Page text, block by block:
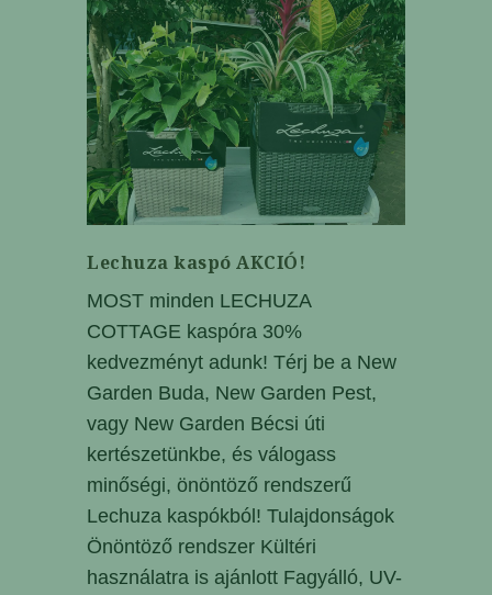
Lechuza kaspó AKCIÓ!
MOST minden LECHUZA
COTTAGE kaspóra 30%
kedvezményt adunk! Térj be a New
Garden Buda, New Garden Pest,
vagy New Garden Bécsi úti
kertészetünkbe, és válogass
minőségi, önöntöző rendszerű
Lechuza kaspókból! Tulajdonságok
Önöntöző rendszer Kültéri
használatra is ajánlott Fagyálló, UV-